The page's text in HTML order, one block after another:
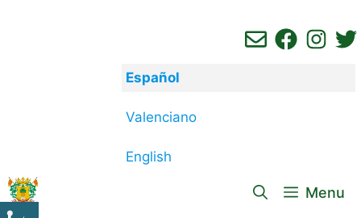
Español
Valenciano
English
Menu